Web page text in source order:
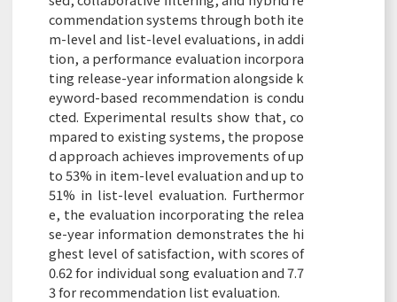
commendation systems through both ite
m-level and list-level evaluations, in addi
tion, a performance evaluation incorpora
ting release-year information alongside k
eyword-based recommendation is condu
cted. Experimental results show that, co
mpared to existing systems, the propose
d approach achieves improvements of up
to 53% in item-level evaluation and up to
51% in list-level evaluation. Furthermor
e, the evaluation incorporating the relea
se-year information demonstrates the hi
ghest level of satisfaction, with scores of
0.62 for individual song evaluation and 7.7
3 for recommendation list evaluation.